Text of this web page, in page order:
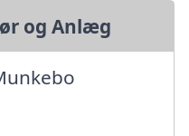
og Anlæg